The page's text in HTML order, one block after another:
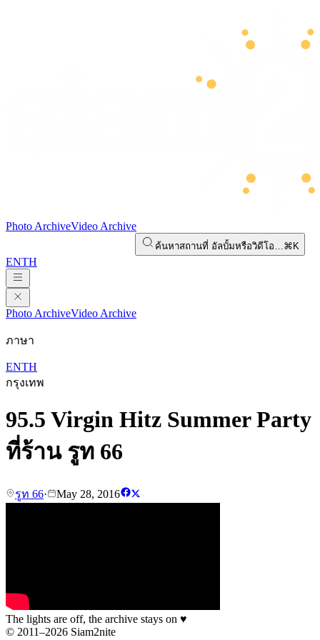
Photo ArchiveVideo Archive
ค้นหาสถานที่ อัลบั้มหรือวิดีโอ…⌘K
ENTH
Photo ArchiveVideo Archive
ภาษา
ENTH
กรุงเทพ
95.5 Virgin Hitz Summer Party
ที่ร้าน รูท 66
รูท 66· May 28, 2016
The lights are off, the archive stays on ♥
© 2011–2026 Siam2nite